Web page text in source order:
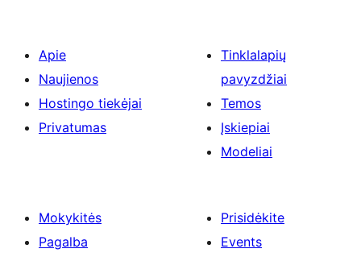
Apie
Naujienos
Hostingo tiekėjai
Privatumas
Tinklalapių
pavyzdžiai
Temos
Įskiepiai
Modeliai
Mokykitės
Pagalba
Prisidėkite
Events